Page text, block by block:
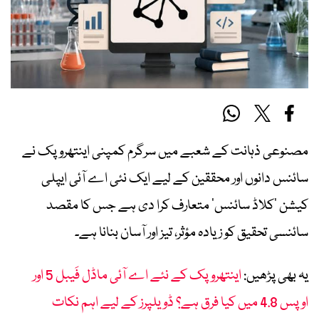
مصنوعی ذہانت کے شعبے میں سرگرم کمپنی اینتھروپک نے
سائنس دانوں اور محققین کے لیے ایک نئی اے آئی ایپلی
کیشن ’کلاڈ سائنس‘ متعارف کرا دی ہے جس کا مقصد
سائنسی تحقیق کو زیادہ مؤثر، تیز اور آسان بنانا ہے۔
یہ بھی پڑھیں:
اینتھروپک کے نئے اے آئی ماڈل فَیبل 5 اور
اوپس 4.8 میں کیا فرق ہے؟ ڈویلپرز کے لیے اہم نکات